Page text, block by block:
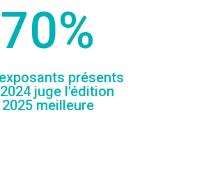
70%
présents
juge l'édition
2025 meilleure